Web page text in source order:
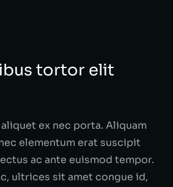
tortor elit
ex nec porta. Aliquam
elementum erat suscipit
ac ante euismod tempor.
ultrices sit amet congue id,